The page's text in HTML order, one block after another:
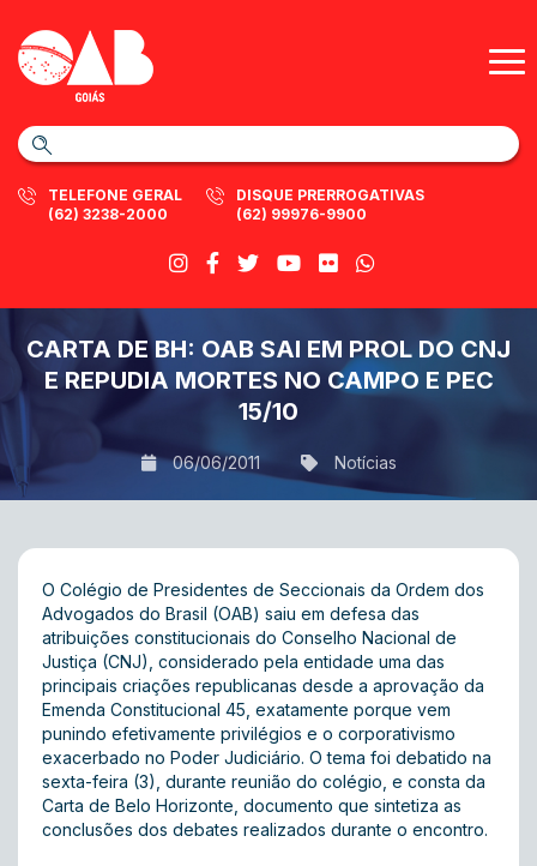
TELEFONE GERAL
(62) 3238-2000
DISQUE PRERROGATIVAS
(62) 99976-9900
CARTA DE BH: OAB SAI EM PROL DO CNJ
E REPUDIA MORTES NO CAMPO E PEC
15/10
06/06/2011 Notícias
O Colégio de Presidentes de Seccionais da Ordem dos
Advogados do Brasil (OAB) saiu em defesa das
atribuições constitucionais do Conselho Nacional de
Justiça (CNJ), considerado pela entidade uma das
principais criações republicanas desde a aprovação da
Emenda Constitucional 45, exatamente porque vem
punindo efetivamente privilégios e o corporativismo
exacerbado no Poder Judiciário. O tema foi debatido na
sexta-feira (3), durante reunião do colégio, e consta da
Carta de Belo Horizonte, documento que sintetiza as
conclusões dos debates realizados durante o encontro.